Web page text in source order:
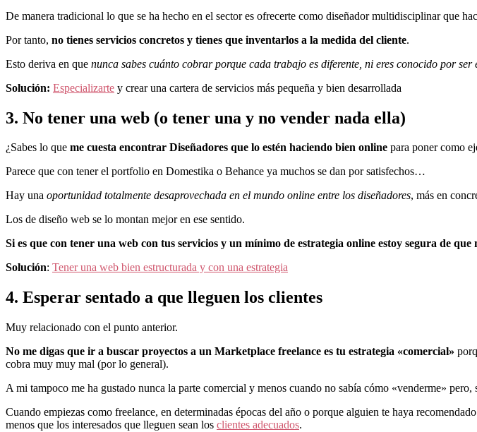
De manera tradicional lo que se ha hecho en el sector es ofrecerte como diseñador multidisciplinar que
Por tanto, no tienes servicios concretos y tienes que inventarlos a la medida del cliente.
Esto deriva en que nunca sabes cuánto cobrar porque cada trabajo es diferente, ni eres conocido por
Solución: Especializarte y crear una cartera de servicios más pequeña y bien desarrollada
3. No tener una web (o tener una y no vender nada ella)
¿Sabes lo que me cuesta encontrar Diseñadores que lo estén haciendo bien online para poner como
Parece que con tener el portfolio en Domestika o Behance ya muchos se dan por satisfechos…
Hay una oportunidad totalmente desaprovechada en el mundo online entre los diseñadores, más en
Los de diseño web se lo montan mejor en ese sentido.
Si es que con tener una web con tus servicios y un mínimo de estrategia online estoy segura de
Solución: Tener una web bien estructurada y con una estrategia
4. Esperar sentado a que lleguen los clientes
Muy relacionado con el punto anterior.
No me digas que ir a buscar proyectos a un Marketplace freelance es tu estrategia «comercial»
cobra muy muy mal (por lo general).
A mi tampoco me ha gustado nunca la parte comercial y menos cuando no sabía cómo «venderme»
Cuando empiezas como freelance, en determinadas épocas del año o porque alguien te haya
menos que los interesados que lleguen sean los clientes adecuados.